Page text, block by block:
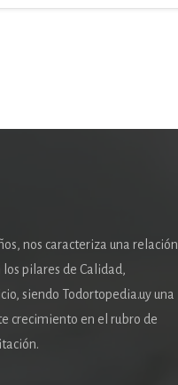
nos caracteriza una relación
pilares de Calidad,
siendo Todortopedia.uy una
crecimiento en el rubro de